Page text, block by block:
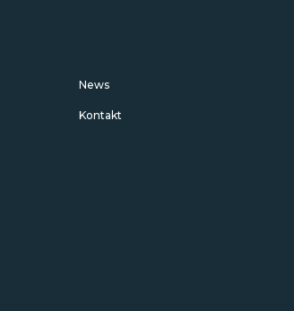
News
Kontakt